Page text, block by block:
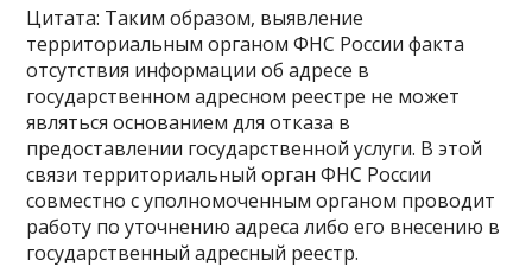
Цитата: Таким образом, выявление
территориальным органом ФНС России факта
отсутствия информации об адресе в
государственном адресном реестре не может
являться основанием для отказа в
предоставлении государственной услуги. В этой
связи территориальный орган ФНС России
совместно с уполномоченным органом проводит
работу по уточнению адреса либо его внесению в
государственный адресный реестр.